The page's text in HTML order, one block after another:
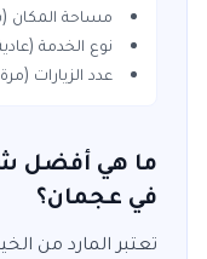
مساحة المكان
نوع الخدمة
عدد الزيارات
ما هي أفضل
في عجمان؟
تعتبر المارد من